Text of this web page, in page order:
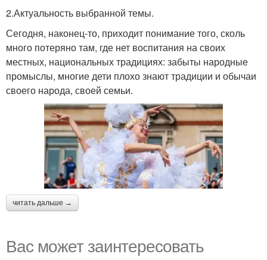
2.Актуальность выбранной темы.
Сегодня, наконец-то, приходит понимание того, сколь
много потеряно там, где нет воспитания на своих
местных, национальных традициях: забыты народные
промыслы, многие дети плохо знают традиции и обычаи
своего народа, своей семьи.
читать дальше →
Вас может заинтересовать